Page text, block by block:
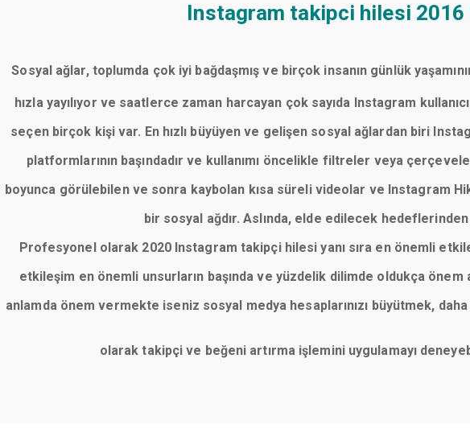
Instagram takipci hilesi 2016
Sosyal ağlar, toplumda çok iyi bağdaşmış ve birçok insanın günlük
hızla yayılıyor ve saatlerce zaman harcayan çok sayıda Instagram
seçen birçok kişi var. En hızlı büyüyen ve gelişen sosyal ağlardan biri
platformlarının başındadır ve kullanımı öncelikle filtreler veya
boyunca görülebilen ve sonra kaybolan kısa süreli videolar ve
bir sosyal ağdır. Aslında, elde edilecek
Profesyonel olarak 2020 Instagram takipçi hilesi yanı sıra en önemli
etkileşim en önemli unsurların başında ve yüzdelik dilimde oldukça
anlamda önem vermekte iseniz sosyal medya hesaplarınızı büyütmek,
olarak takipçi ve beğeni artırma işlemini uygulamayı